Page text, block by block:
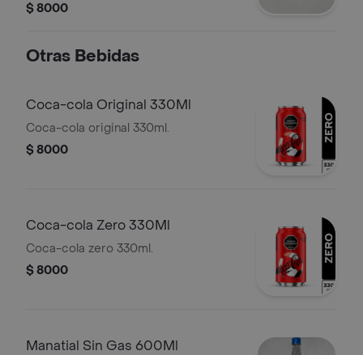
$ 8000
Otras Bebidas
Coca-cola Original 330Ml
Coca-cola original 330ml.
$ 8000
Coca-cola Zero 330Ml
Coca-cola zero 330ml.
$ 8000
Manatial Sin Gas 600Ml